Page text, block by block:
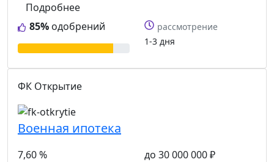
85% одобрений
Подробнее
рассмотрение
1-3 дня
ФК Открытие
Военная ипотека
7,60 % до 30 000 000 ₽